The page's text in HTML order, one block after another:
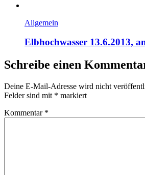
Allgemein
Elbhochwasser 13.6.2013,
Schreibe einen
Deine E-Mail-Adresse wird nicht
Felder sind mit * markiert
Kommentar *